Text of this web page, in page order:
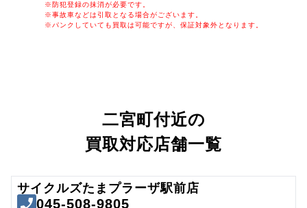
※防犯登録の抹消が必要です。
※事故車などは引取となる場合がございます。
※パンクしていても買取は可能ですが、保証対象外となります。
二宮町付近の
買取対応店舗一覧
サイクルズたまプラーザ駅前店
045-508-9805